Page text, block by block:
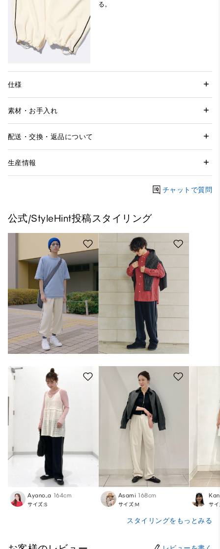
る。
仕様
素材・お手入れ
配送・交換・返品について
生産情報
チャットで質問
公式/StyleHint投稿スタイリング
Ayano_a 164cm
サイズ:S
Asami 168cm
サイズ:M サ
スタイリングをもっとみる